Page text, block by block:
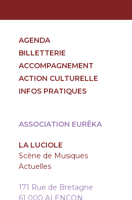
AGENDA
BILLETTERIE
ACCOMPAGNEMENT
ACTION CULTURELLE
INFOS PRATIQUES
ASSOCIATION EURÊKA
LA LUCIOLE
Scène de Musiques
Actuelles
171 Rue de Bretagne
61 000 ALENÇON